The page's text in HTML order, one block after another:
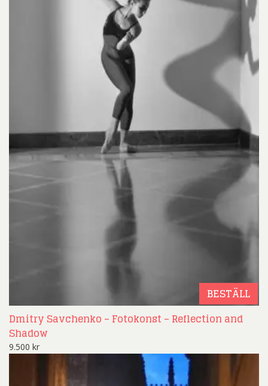
BESTÄLL
Dmitry Savchenko – Fotokonst – Reflection and
Shadow
9.500 kr